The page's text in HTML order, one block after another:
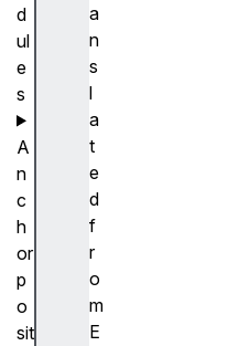
a
n
s
l
a
t
e
d
f
r
o
m
E
d
ul
e
s
A
n
c
h
or
p
o
sit